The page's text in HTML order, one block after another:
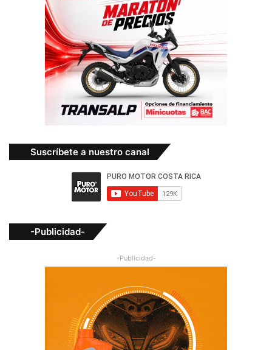
Suscríbete a nuestro canal
-Publicidad-
-Publicidad-